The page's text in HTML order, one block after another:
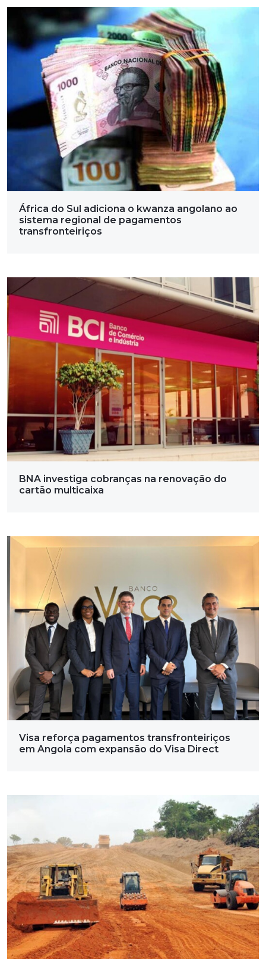
África do Sul adiciona o kwanza angolano ao
sistema regional de pagamentos
transfronteiriços
BNA investiga cobranças na renovação do
cartão multicaixa
Visa reforça pagamentos transfronteiriços
em Angola com expansão do Visa Direct